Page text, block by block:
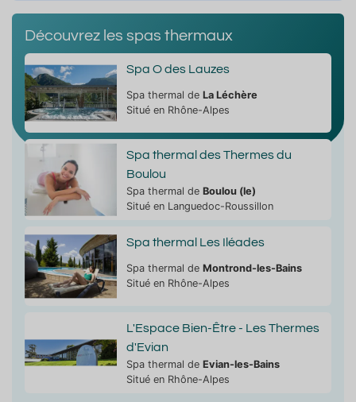
Découvrez les spas thermaux
Spa O des Lauzes
Spa thermal de La Léchère
Situé en Rhône-Alpes
Spa thermal des Thermes du
Boulou
Spa thermal de Boulou (le)
Situé en Languedoc-Roussillon
Spa thermal Les Iléades
Spa thermal de Montrond-les-Bains
Situé en Rhône-Alpes
L'Espace Bien-Être - Les Thermes
d'Evian
Spa thermal de Evian-les-Bains
Situé en Rhône-Alpes